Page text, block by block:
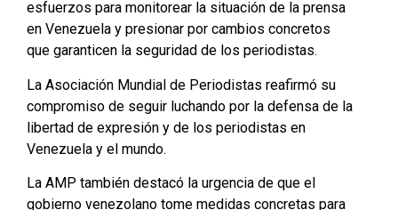
esfuerzos para monitorear la situación de la prensa
en Venezuela y presionar por cambios concretos
que garanticen la seguridad de los periodistas.
La Asociación Mundial de Periodistas reafirmó su
compromiso de seguir luchando por la defensa de la
libertad de expresión y de los periodistas en
Venezuela y el mundo.
La AMP también destacó la urgencia de que el
gobierno venezolano tome medidas concretas para